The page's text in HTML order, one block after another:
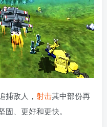
捕敌人， 射击其中部份再
、更好和更快。